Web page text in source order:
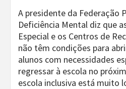
A presidente da Federação
Deficiência Mental diz que
Especial e os Centros de
não têm condições para
alunos com necessidades
regressar à escola no
escola inclusiva está muito